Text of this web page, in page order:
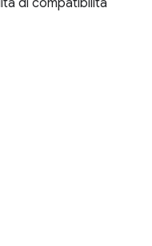
di compatibilità